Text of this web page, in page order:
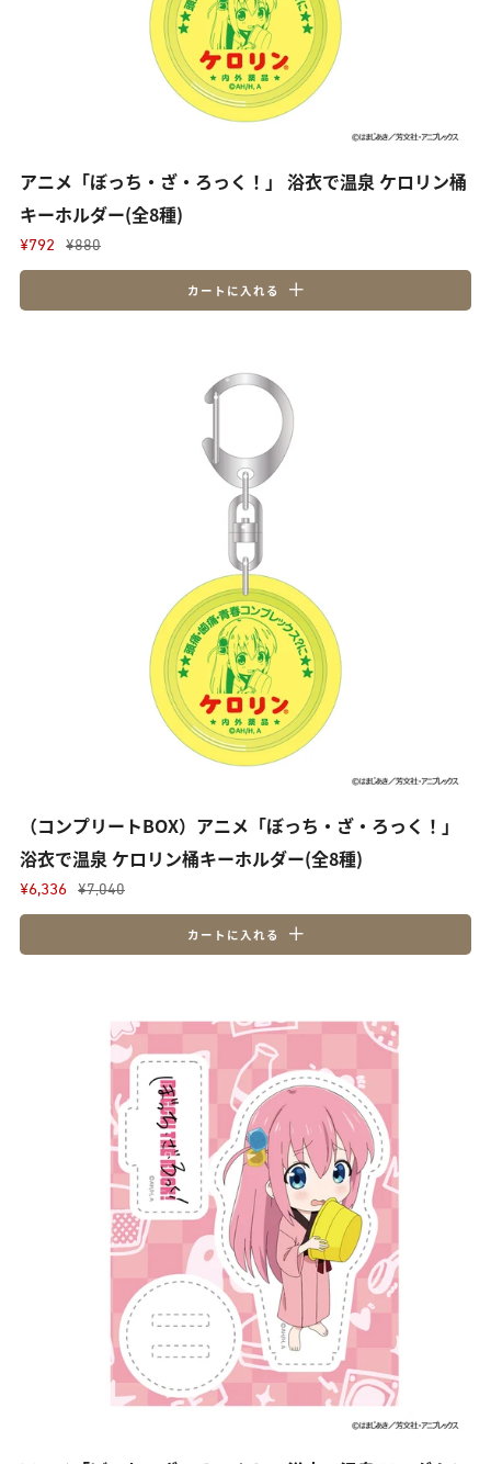
アニメ「ぼっち・ざ・ろっく！」 浴衣で温泉 ケロリン桶
キーホルダー(全8種)
¥792 ¥880
カートに入れる
（コンプリートBOX）アニメ「ぼっち・ざ・ろっく！」
浴衣で温泉 ケロリン桶キーホルダー(全8種)
¥6,336 ¥7,040
カートに入れる